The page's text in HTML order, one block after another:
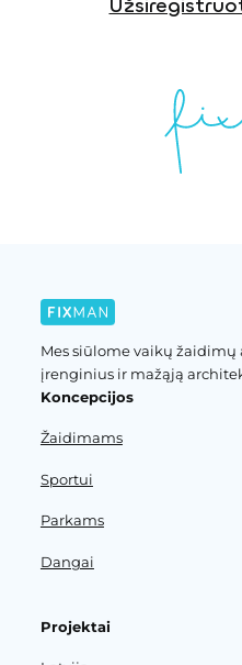
Mes siūlome vaikų
įrenginius ir mažąją
Koncepcijos
Žaidimams
Sportui
Parkams
Dangai
Projektai